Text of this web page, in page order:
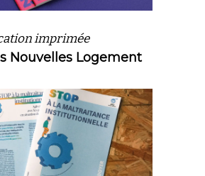
imprimée
Nouvelles Logement